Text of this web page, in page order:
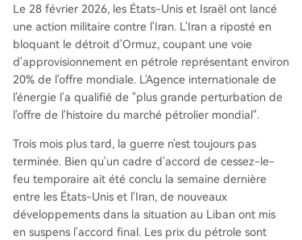
Le 28 février 2026, les États-Unis et Israël ont lancé
une action militaire contre l'Iran. L'Iran a riposté en
bloquant le détroit d'Ormuz, coupant une voie
d'approvisionnement en pétrole représentant environ
20% de l'offre mondiale. L'Agence internationale de
l'énergie l'a qualifié de "plus grande perturbation de
l'offre de l'histoire du marché pétrolier mondial".
Trois mois plus tard, la guerre n'est toujours pas
terminée. Bien qu'un cadre d'accord de cessez-le-
feu temporaire ait été conclu la semaine dernière
entre les États-Unis et l'Iran, de nouveaux
développements dans la situation au Liban ont mis
en suspens l'accord final. Les prix du pétrole sont